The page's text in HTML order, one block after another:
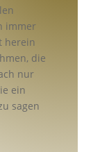
immer
herein
die
nur
ein
sagen